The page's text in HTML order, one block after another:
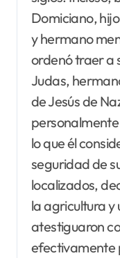
Domiciano,
y hermano
ordenó traer a
Judas,
de Jesús de
lo que él
seguridad de
localizados,
la agricultura y
atestiguaron
efectivamente